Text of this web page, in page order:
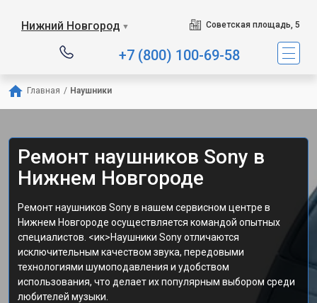
Нижний Новгород ▼ Советская площадь, 5
+7 (800) 100-69-58
Главная / Наушники
Ремонт наушников Sony в
Нижнем Новгороде
Ремонт наушников Sony в нашем сервисном центре в
Нижнем Новгороде осуществляется командой опытных
специалистов. <ик>Наушники Sony отличаются
исключительным качеством звука, передовыми
технологиями шумоподавления и удобством
использования, что делает их популярным выбором среди
любителей музыки.